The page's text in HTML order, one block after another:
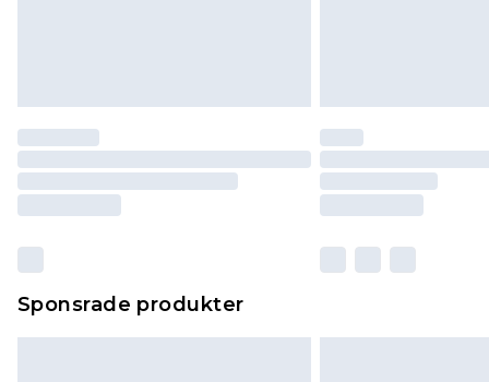
Sponsrade produkter